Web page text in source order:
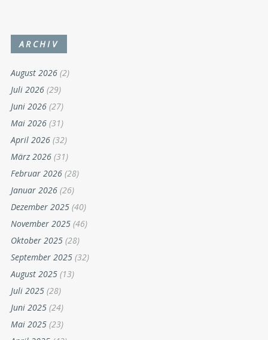
ARCHIV
August 2026 (2)
Juli 2026 (29)
Juni 2026 (27)
Mai 2026 (31)
April 2026 (32)
März 2026 (31)
Februar 2026 (28)
Januar 2026 (26)
Dezember 2025 (40)
November 2025 (46)
Oktober 2025 (28)
September 2025 (32)
August 2025 (13)
Juli 2025 (28)
Juni 2025 (24)
Mai 2025 (23)